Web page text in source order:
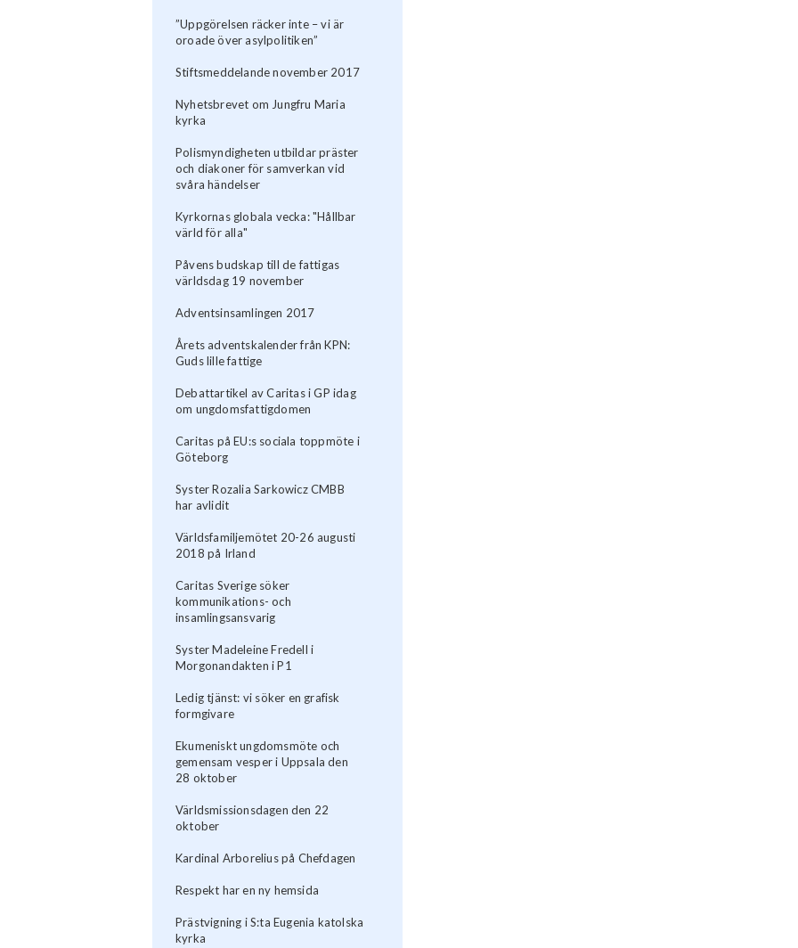
”Uppgörelsen räcker inte – vi är
oroade över asylpolitiken”
Stiftsmeddelande november 2017
Nyhetsbrevet om Jungfru Maria
kyrka
Polismyndigheten utbildar präster
och diakoner för samverkan vid
svåra händelser
Kyrkornas globala vecka: "Hållbar
värld för alla"
Påvens budskap till de fattigas
världsdag 19 november
Adventsinsamlingen 2017
Årets adventskalender från KPN:
Guds lille fattige
Debattartikel av Caritas i GP idag
om ungdomsfattigdomen
Caritas på EU:s sociala toppmöte i
Göteborg
Syster Rozalia Sarkowicz CMBB
har avlidit
Världsfamiljemötet 20-26 augusti
2018 på Irland
Caritas Sverige söker
kommunikations- och
insamlingsansvarig
Syster Madeleine Fredell i
Morgonandakten i P1
Ledig tjänst: vi söker en grafisk
formgivare
Ekumeniskt ungdomsmöte och
gemensam vesper i Uppsala den
28 oktober
Världsmissionsdagen den 22
oktober
Kardinal Arborelius på Chefdagen
Respekt har en ny hemsida
Prästvigning i S:ta Eugenia katolska
kyrka